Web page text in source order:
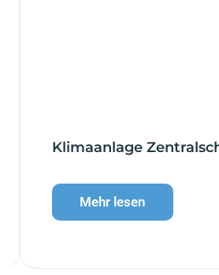
Klimaanlage
Mehr lesen